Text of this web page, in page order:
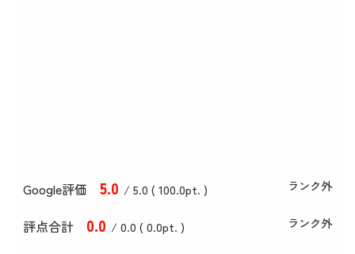
Google評価 5.0 / 5.0 ( 100.0pt. ) ランク外
評点合計 0.0 / 0.0 ( 0.0pt. ) ランク外